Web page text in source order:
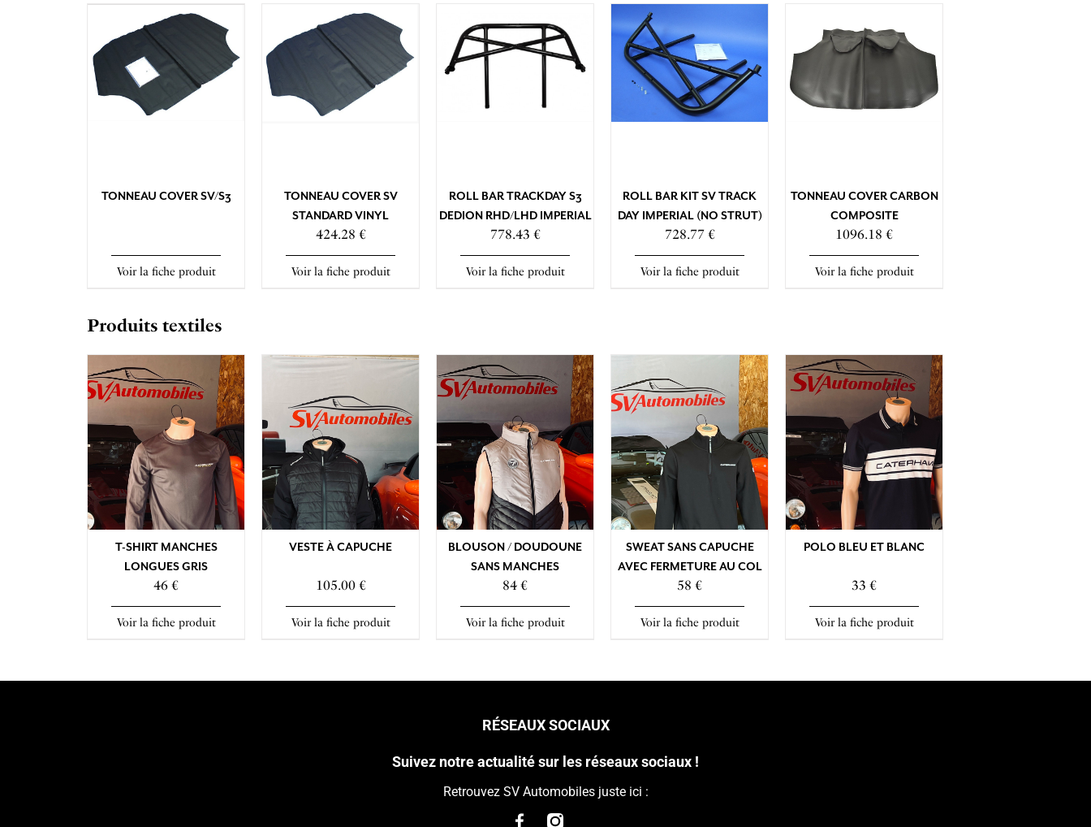
TONNEAU COVER SV/S3
Voir la fiche produit
TONNEAU COVER SV
STANDARD VINYL
424.28 €
Voir la fiche produit
ROLL BAR TRACKDAY S3
DEDION RHD/LHD IMPERIAL
778.43 €
Voir la fiche produit
ROLL BAR KIT SV TRACK
DAY IMPERIAL (NO STRUT)
728.77 €
Voir la fiche produit
TONNEAU COVER CARBON
COMPOSITE
1096.18 €
Voir la fiche produit
Produits textiles
T-SHIRT MANCHES
LONGUES GRIS
46 €
Voir la fiche produit
VESTE À CAPUCHE
105.00 €
Voir la fiche produit
BLOUSON / DOUDOUNE
SANS MANCHES
84 €
Voir la fiche produit
SWEAT SANS CAPUCHE
AVEC FERMETURE AU COL
58 €
Voir la fiche produit
POLO BLEU ET BLANC
33 €
Voir la fiche produit
RÉSEAUX SOCIAUX
Suivez notre actualité sur les réseaux sociaux !
Retrouvez SV Automobiles juste ici :